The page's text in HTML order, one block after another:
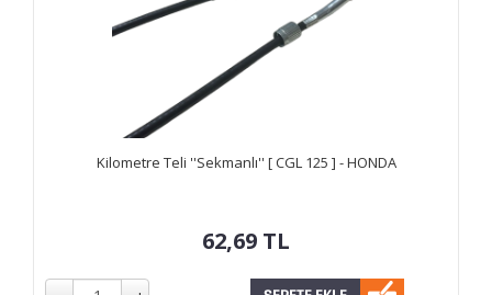
Kilometre Teli ''Sekmanlı'' [ CGL 125 ] - HONDA
62,69 TL